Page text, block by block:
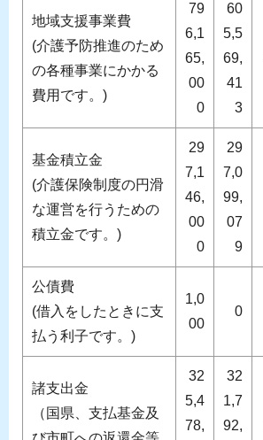
地域支援事業費
(介護予防推進のため
の各種事業にかかる
費用です。)
79
6,1
65,
00
0
60
5,5
69,
41
3
基金積立金
(介護保険制度の円滑
な運営を行うための
積立金です。)
29
7,1
46,
00
0
29
7,0
99,
07
9
公債費
(借入をしたときに支
払う利子です。)
1,0
00
0
諸支出金
（国県、支払基金及
32
5,4
78,
32
1,7
92,